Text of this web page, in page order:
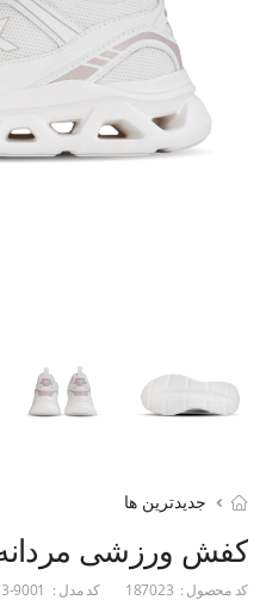
جدیدترین ها
کفش ورزشی
کد محصول : 187023 کد مدل : 9001